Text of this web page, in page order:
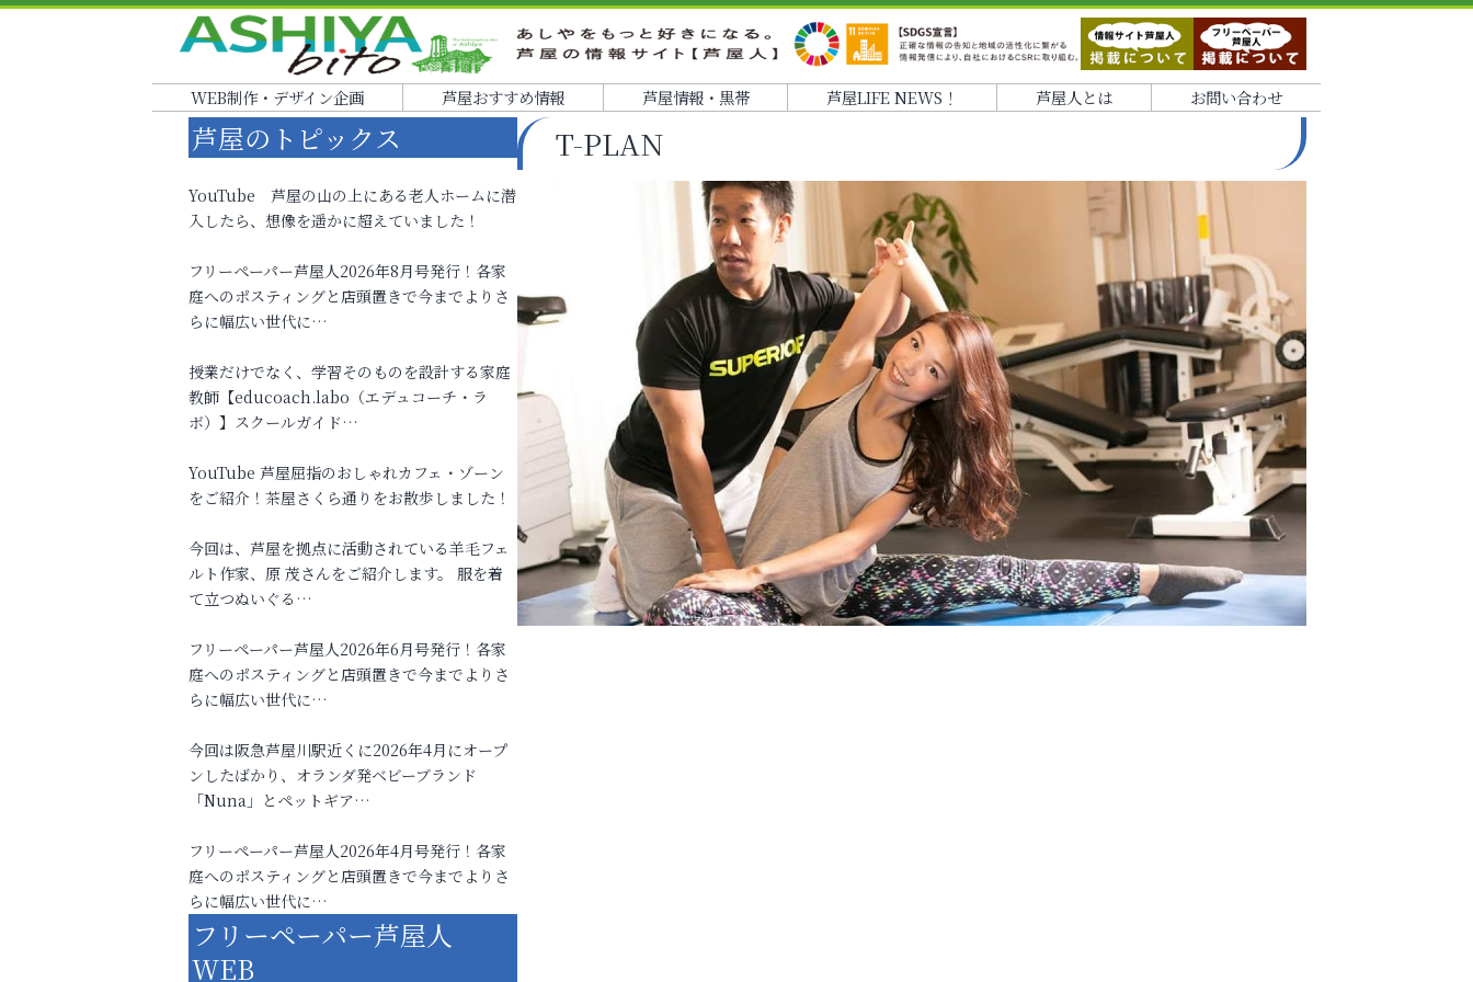
WEB制作・デザイン企画 芦屋おすすめ情報 芦屋情報・黒帯 芦屋LIFE NEWS！ 芦屋人とは お問い合わせ
T-PLAN
芦屋のトピックス
YouTube 芦屋の山の上にある老人ホームに潜
入したら、想像を遥かに超えていました！
フリーペーパー芦屋人2026年8月号発行！各家
庭へのポスティングと店頭置きで今までよりさ
らに幅広い世代に…
授業だけでなく、学習そのものを設計する家庭
教師【educoach.labo（エデュコーチ・ラ
ボ）】スクールガイド…
YouTube 芦屋屈指のおしゃれカフェ・ゾーン
をご紹介！茶屋さくら通りをお散歩しました！
今回は、芦屋を拠点に活動されている羊毛フェ
ルト作家、原 茂さんをご紹介します。 服を着
て立つぬいぐる…
フリーペーパー芦屋人2026年6月号発行！各家
庭へのポスティングと店頭置きで今までよりさ
らに幅広い世代に…
今回は阪急芦屋川駅近くに2026年4月にオープ
ンしたばかり、オランダ発ベビーブランド
「Nuna」とペットギア…
フリーペーパー芦屋人2026年4月号発行！各家
庭へのポスティングと店頭置きで今までよりさ
らに幅広い世代に…
フリーペーパー芦屋人
WEB